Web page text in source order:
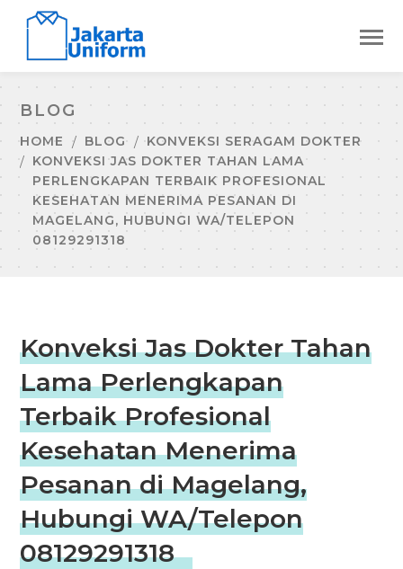
BLOG
HOME BLOG
KONVEKSI SERAGAM DOKTER
KONVEKSI JAS DOKTER TAHAN LAMA
PERLENGKAPAN TERBAIK PROFESIONAL
KESEHATAN MENERIMA PESANAN DI
MAGELANG, HUBUNGI WA/TELEPON
08129291318
Konveksi Jas Dokter Tahan
Lama Perlengkapan
Terbaik Profesional
Kesehatan Menerima
Pesanan di Magelang,
Hubungi WA/Telepon
08129291318